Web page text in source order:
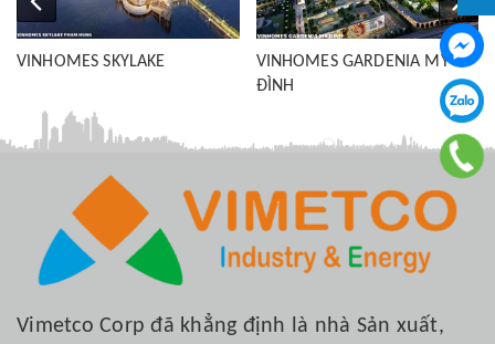
VINHOMES SKYLAKE
VINHOMES GARDENIA MỸ
ĐÌNH
Vimetco Corp đã khẳng định là nhà Sản xuất,